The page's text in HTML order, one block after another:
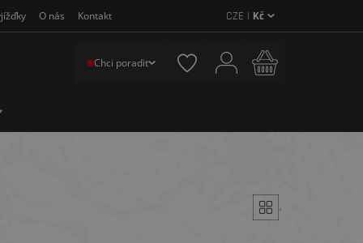
O nás Kontakt CZE | Kč
Chci poradit
´